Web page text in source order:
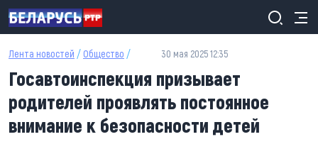
Перейти к основному содержанию
Лента новостей / Общество / 30 мая 2025 12:35
Госавтоинспекция призывает
родителей проявлять постоянное
внимание к безопасности детей